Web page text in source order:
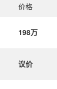
价格
198万
议价